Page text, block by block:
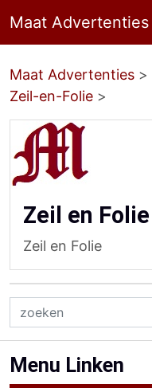
Maat Advertenties
Maat Advertenties >
Zeil-en-Folie >
Zeil en Folie
Zeil en Folie
Menu Linken